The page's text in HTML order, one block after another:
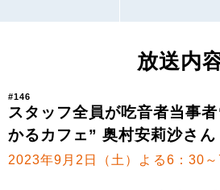
放送内
#146
スタッフ全員が吃音者当事
かるカフェ” 奥村安莉沙さん
2023年9月2日（土）よる6：30